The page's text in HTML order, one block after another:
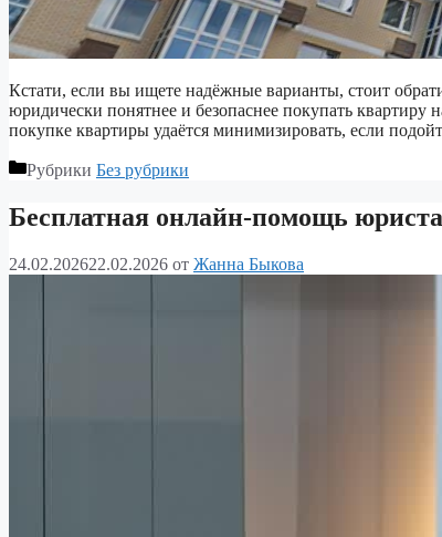
Кстати, если вы ищете надёжные варианты, стоит
юридически понятнее и безопаснее покупать
покупке квартиры удаётся минимизировать, если
Рубрики Без рубрики
Бесплатная онлайн-помощь
24.02.202622.02.2026 от Жанна Быкова